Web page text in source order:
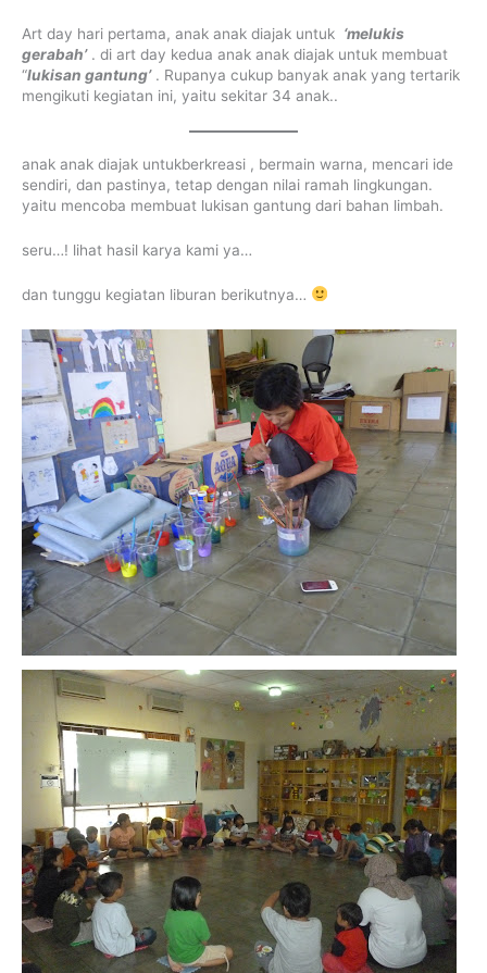
Art day hari pertama, anak anak diajak untuk ‘melukis
gerabah’. di art day kedua anak anak diajak untuk membuat
“lukisan gantung’. Rupanya cukup banyak anak yang tertarik
mengikuti kegiatan ini, yaitu sekitar 34 anak..
anak anak diajak untukberkreasi , bermain warna, mencari ide
sendiri, dan pastinya, tetap dengan nilai ramah lingkungan.
yaitu mencoba membuat lukisan gantung dari bahan limbah.
seru…! lihat hasil karya kami ya…
dan tunggu kegiatan liburan berikutnya…